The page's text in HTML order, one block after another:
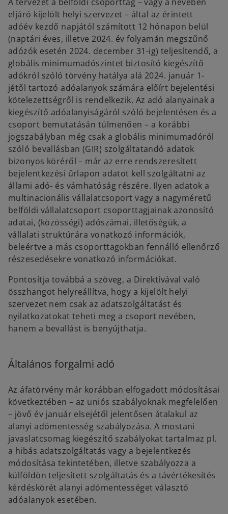
eljáró kijelölt helyi szervezet – által az érintett
adóév kezdő napjától számított 12 hónapon belül
(naptári éves, illetve 2024. év folyamán megszűnő
adózók esetén 2024. december 31-ig) teljesítendő, a
globális minimumadószintet biztosító kiegészítő
adókról szóló törvény hatálya alá 2024. január 1-
jétől tartozó adóalanyok számára előírt bejelentési
kötelezettségről is rendelkezik. Az adó alanyainak a
kiegészítő adóalanyiságáról szóló bejelentésen és a
csoport bemutatásán túlmenően – a korábbi
jogszabályban még csak a globális minimumadóról
szóló bevallásban (GIR) szolgáltatandó adatok
bizonyos köréről – már az erre rendszeresített
bejelentkezési űrlapon adatot kell szolgáltatni az
állami adó- és vámhatóság részére. Ilyen adatok a
multinacionális vállalatcsoport vagy a nagyméretű
belföldi vállalatcsoport csoporttagjainak azonosító
adatai, (közösségi) adószámai, illetőségük, a
vállalati struktúrára vonatkozó információk,
beleértve a más csoporttagokban fennálló ellenőrző
részesedésekre vonatkozó információkat.
Pontosítja továbbá a szöveg, a Direktívával való
összhangot helyreállítva, hogy a kijelölt helyi
szervezet nem csak az adatszolgáltatást és
nyilatkozatokat teheti meg a csoport nevében,
hanem a bevallást is benyújthatja.
Általános forgalmi adó
Az áfatörvény már korábban elfogadott módosításai
következtében – az uniós szabályoknak megfelelően
– jövő év január elsejétől jelentősen átalakul az
alanyi adómentesség szabályozása. A mostani
javaslatcsomag kiegészítő szabályokat tartalmaz pl.
a hibás adatszolgáltatás vagy a bejelentkezés
módosítása tekintetében, illetve szabályozza a
külföldön teljesített szolgáltatás és a távértékesítés
kérdéskörét alanyi adómentességet választó
adóalanyok esetében.